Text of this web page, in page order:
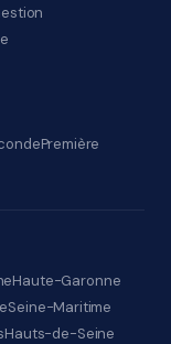
Première
Haute-Garonne
Seine-Maritime
Hauts-de-Seine